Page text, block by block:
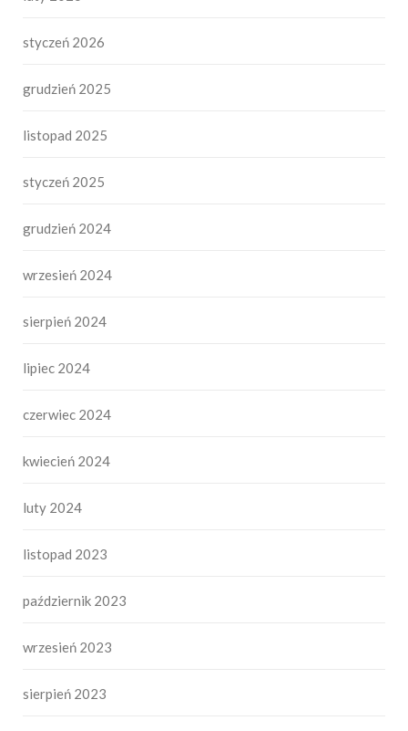
styczeń 2026
grudzień 2025
listopad 2025
styczeń 2025
grudzień 2024
wrzesień 2024
sierpień 2024
lipiec 2024
czerwiec 2024
kwiecień 2024
luty 2024
listopad 2023
październik 2023
wrzesień 2023
sierpień 2023